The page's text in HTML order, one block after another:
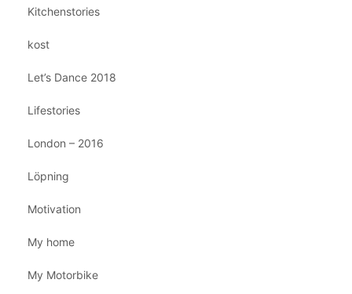
Kitchenstories
kost
Let’s Dance 2018
Lifestories
London – 2016
Löpning
Motivation
My home
My Motorbike